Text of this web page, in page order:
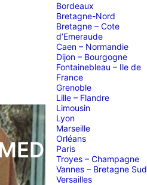
Bordeaux
Bretagne-Nord
Bretagne – Cote
d’Emeraude
Caen – Normandie
Dijon – Bourgogne
Fontainebleau – Ile de
France
Grenoble
Lille – Flandre
Limousin
Lyon
Marseille
Orléans
Paris
Troyes – Champagne
Vannes – Bretagne Sud
Versailles